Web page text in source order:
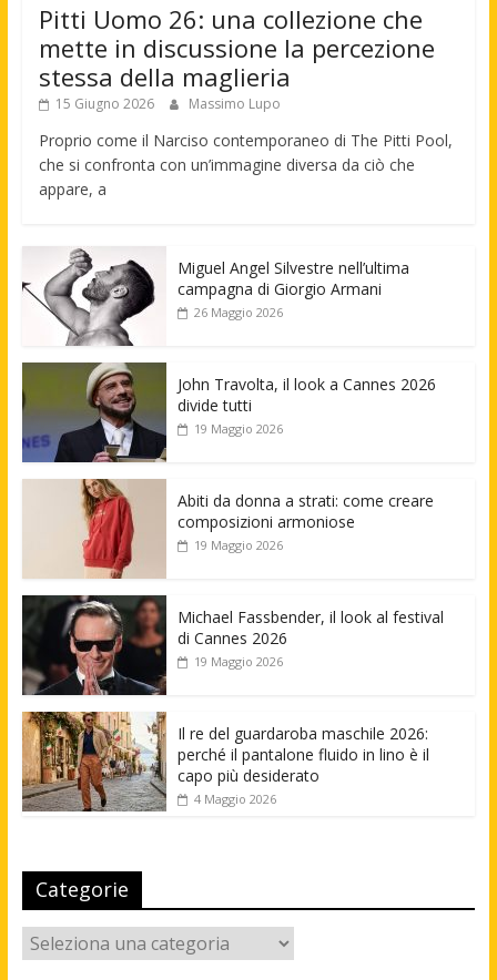
Pitti Uomo 26: una collezione che
mette in discussione la percezione
stessa della maglieria
15 Giugno 2026 Massimo Lupo
Proprio come il Narciso contemporaneo di The Pitti Pool,
che si confronta con un’immagine diversa da ciò che
appare, a
Miguel Angel Silvestre nell’ultima
campagna di Giorgio Armani
26 Maggio 2026
John Travolta, il look a Cannes 2026
divide tutti
19 Maggio 2026
Abiti da donna a strati: come creare
composizioni armoniose
19 Maggio 2026
Michael Fassbender, il look al festival
di Cannes 2026
19 Maggio 2026
Il re del guardaroba maschile 2026:
perché il pantalone fluido in lino è il
capo più desiderato
4 Maggio 2026
Categorie
Categorie